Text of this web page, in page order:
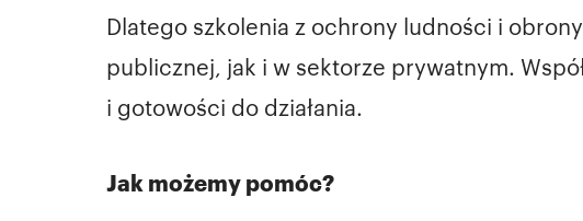
Dlatego szkolenia z ochrony ludności i
publicznej, jak i w sektorze prywatnym.
i gotowości do działania.
Jak możemy pomóc?